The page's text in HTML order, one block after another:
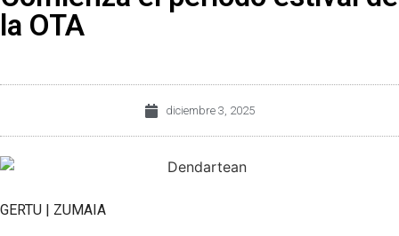
la OTA
diciembre 3, 2025
GERTU | ZUMAIA